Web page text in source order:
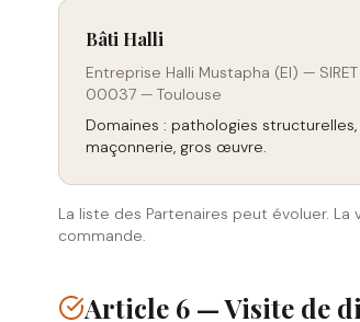
Bâti Halli
Entreprise Halli Mustapha (EI) —
00037 — Toulouse
Domaines : pathologies structurelles,
maçonnerie, gros œuvre.
La liste des Partenaires peut évoluer.
commande.
Article 6 — Visite de